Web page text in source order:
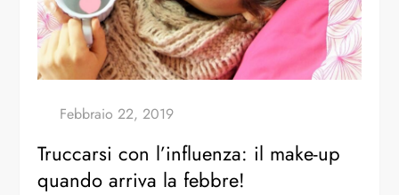
Truccarsi con l’influenza: il make-up
quando arriva la febbre!